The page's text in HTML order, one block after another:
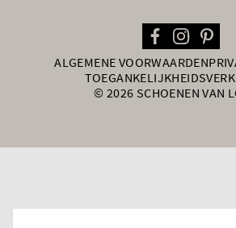
ALGEMENE VOORWAARDEN
© 2026 SCHOENEN VAN